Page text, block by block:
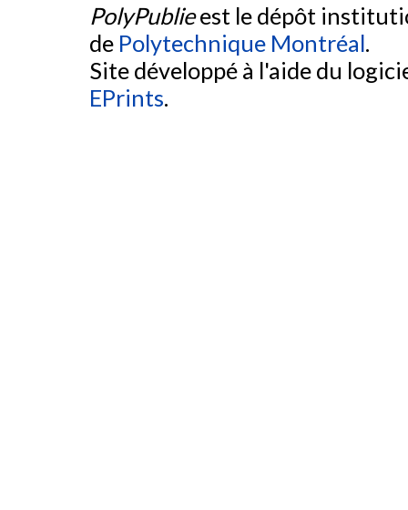
PolyPublieest le dépôt
de Polytechnique Montréal.
Site développé à l'aide du
EPrints.